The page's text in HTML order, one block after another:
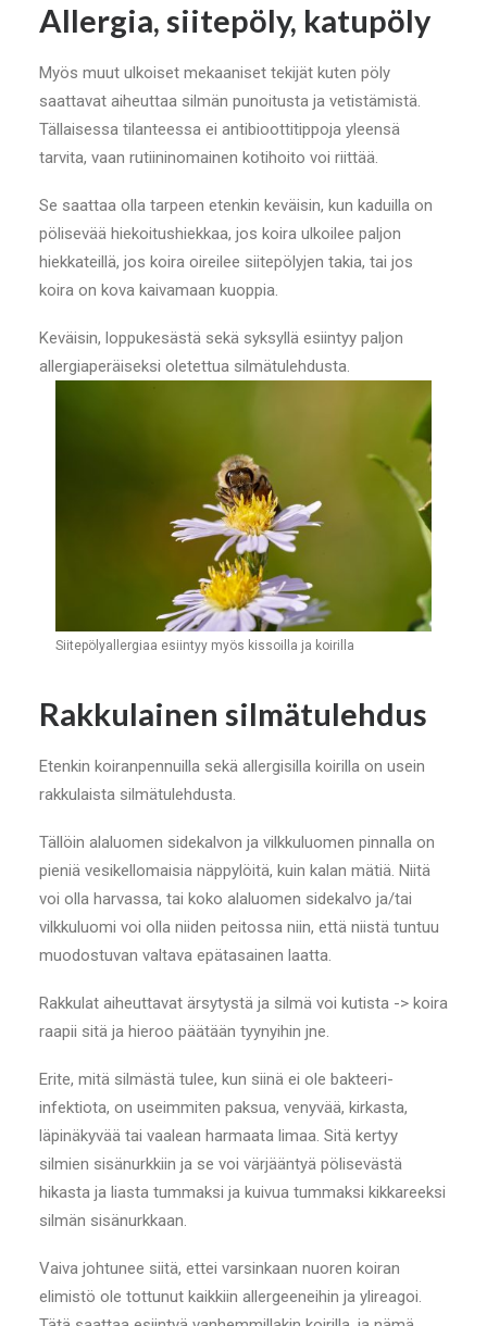
Allergia, siitepöly, katupöly
Myös muut ulkoiset mekaaniset tekijät kuten pöly
saattavat aiheuttaa silmän punoitusta ja vetistämistä.
Tällaisessa tilanteessa ei antibioottitippoja yleensä
tarvita, vaan rutiininomainen kotihoito voi riittää.
Se saattaa olla tarpeen etenkin keväisin, kun kaduilla on
pölisevää hiekoitushiekkaa, jos koira ulkoilee paljon
hiekkateillä, jos koira oireilee siitepölyjen takia, tai jos
koira on kova kaivamaan kuoppia.
Keväisin, loppukesästä sekä syksyllä esiintyy paljon
allergiaperäiseksi oletettua silmätulehdusta.
Siitepölyallergiaa esiintyy myös kissoilla ja koirilla
Rakkulainen silmätulehdus
Etenkin koiranpennuilla sekä allergisilla koirilla on usein
rakkulaista silmätulehdusta.
Tällöin alaluomen sidekalvon ja vilkkuluomen pinnalla on
pieniä vesikellomaisia näppylöitä, kuin kalan mätiä. Niitä
voi olla harvassa, tai koko alaluomen sidekalvo ja/tai
vilkkuluomi voi olla niiden peitossa niin, että niistä tuntuu
muodostuvan valtava epätasainen laatta.
Rakkulat aiheuttavat ärsytystä ja silmä voi kutista -> koira
raapii sitä ja hieroo päätään tyynyihin jne.
Erite, mitä silmästä tulee, kun siinä ei ole bakteeri-
infektiota, on useimmiten paksua, venyvää, kirkasta,
läpinäkyvää tai vaalean harmaata limaa. Sitä kertyy
silmien sisänurkkiin ja se voi värjääntyä pölisevästä
hikasta ja liasta tummaksi ja kuivua tummaksi kikkareeksi
silmän sisänurkkaan.
Vaiva johtunee siitä, ettei varsinkaan nuoren koiran
elimistö ole tottunut kaikkiin allergeeneihin ja ylireagoi.